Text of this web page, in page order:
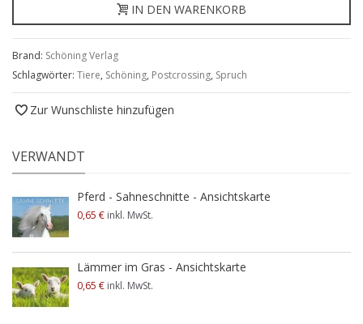
IN DEN WARENKORB
Brand: Schöning Verlag
Schlagwörter: Tiere, Schöning, Postcrossing, Spruch
Zur Wunschliste hinzufügen
VERWANDT
Pferd - Sahneschnitte - Ansichtskarte
0,65 € inkl. MwSt.
Lämmer im Gras - Ansichtskarte
0,65 € inkl. MwSt.